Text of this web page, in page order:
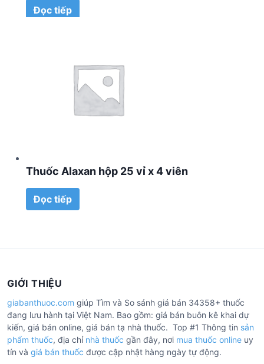
Đọc tiếp
Thuốc Alaxan hộp 25 vỉ x 4 viên
Đọc tiếp
GIỚI THIỆU
giabanthuoc.com giúp Tìm và So sánh giá bán 34358+ thuốc
đang lưu hành tại Việt Nam. Bao gồm: giá bán buôn kê khai dự
kiến, giá bán online, giá bán tạ nhà thuốc. Top #1 Thông tin sản
phẩm thuốc, địa chỉ nhà thuốc gần đây, nơi mua thuốc online uy
tín và giá bán thuốc được cập nhật hàng ngày tự động.